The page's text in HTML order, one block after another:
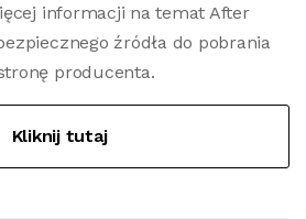
informacji na temat After
źródła do pobrania
producenta.
Kliknij tutaj